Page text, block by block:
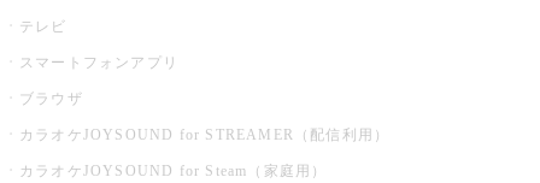
テレビ
スマートフォンアプリ
ブラウザ
カラオケJOYSOUND for STREAMER（配信利用）
カラオケJOYSOUND for Steam（家庭用）